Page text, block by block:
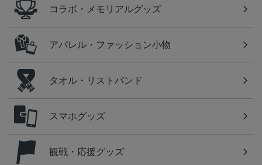
コラボ・メモリアルグッズ
アパレル・ファッション小物
タオル・リストバンド
スマホグッズ
観戦・応援グッズ